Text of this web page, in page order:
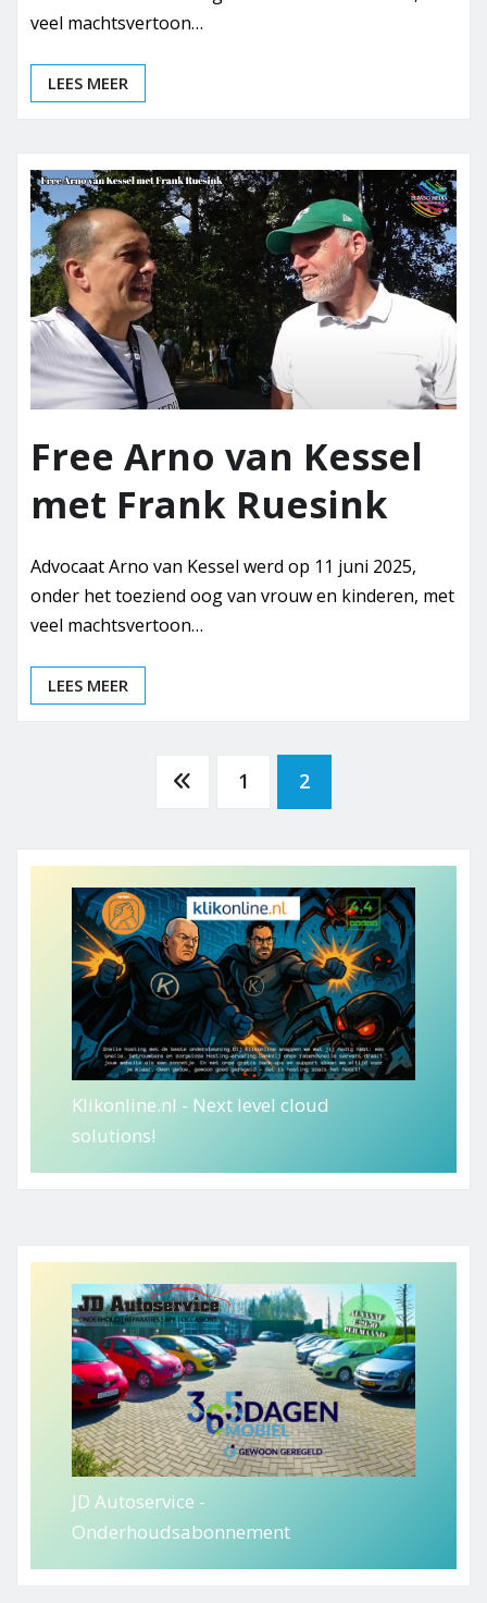
veel machtsvertoon…
LEES MEER
Free Arno van Kessel
met Frank Ruesink
Advocaat Arno van Kessel werd op 11 juni 2025,
onder het toeziend oog van vrouw en kinderen, met
veel machtsvertoon…
LEES MEER
Berichten
paginering
1 2
Klikonline.nl - Next level cloud
solutions!
JD Autoservice -
Onderhoudsabonnement